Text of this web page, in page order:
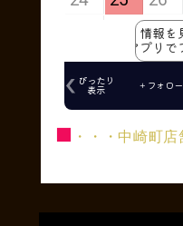
■ ・・・中崎町